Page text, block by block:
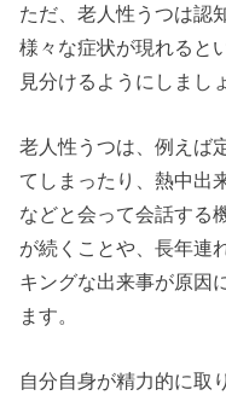
ただ、老人性うつは認
様々な症状が現れると
見分けるようにしまし
老人性うつは、例えば
てしまったり、熱中出
などと会って会話する
が続くことや、長年連
キングな出来事が原因
ます。
自分自身が精力的に取